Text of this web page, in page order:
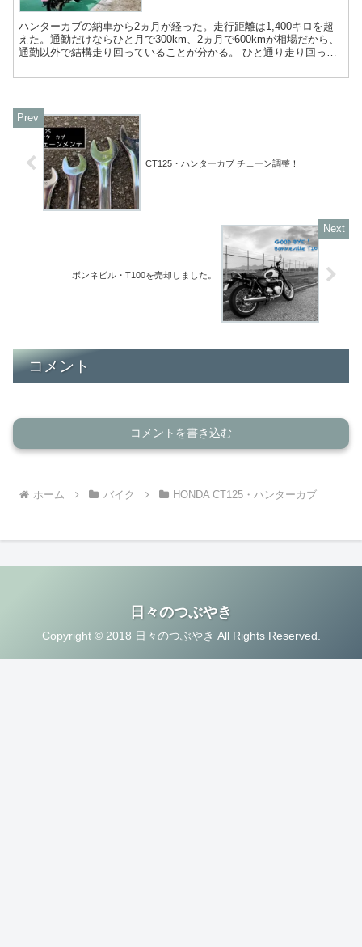
ハンターカブの納車から2ヵ月が経った。走行距離は1,400キロを超
えた。通勤だけならひと月で300km、2ヵ月で600kmが相場だから、
通勤以外で結構走り回っていることが分かる。 ひと通り走り回っ
CT125・ハンターカブ チェーン調整！
ボンネビル・T100を売却しました。
コメント
コメントを書き込む
ホーム バイク HONDA CT125・ハンターカブ
日々のつぶやき
Copyright © 2018 日々のつぶやき All Rights Reserved.